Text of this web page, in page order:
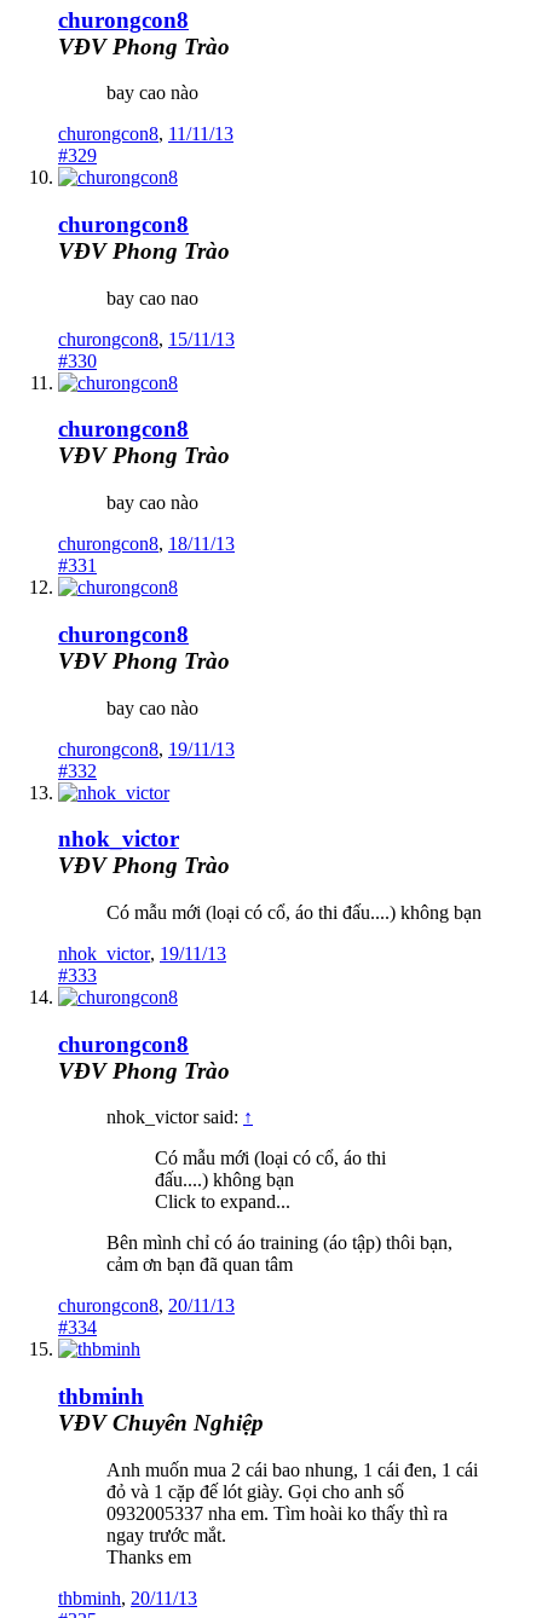
churongcon8
VĐV Phong Trào
bay cao nào
churongcon8, 11/11/13
#329
churongcon8
VĐV Phong Trào
bay cao nao
churongcon8, 15/11/13
#330
churongcon8
VĐV Phong Trào
bay cao nào
churongcon8, 18/11/13
#331
churongcon8
VĐV Phong Trào
bay cao nào
churongcon8, 19/11/13
#332
nhok_victor
VĐV Phong Trào
Có mẫu mới (loại có cổ, áo thi đấu....) không bạn
nhok_victor, 19/11/13
#333
churongcon8
VĐV Phong Trào
nhok_victor said: ↑
Có mẫu mới (loại có cổ, áo thi
đấu....) không bạn
Click to expand...
Bên mình chỉ có áo training (áo tập) thôi bạn,
cảm ơn bạn đã quan tâm
churongcon8, 20/11/13
#334
thbminh
VĐV Chuyên Nghiệp
Anh muốn mua 2 cái bao nhung, 1 cái đen, 1 cái
đỏ và 1 cặp đế lót giày. Gọi cho anh số
0932005337 nha em. Tìm hoài ko thấy thì ra
ngay trước mắt.
Thanks em
thbminh, 20/11/13